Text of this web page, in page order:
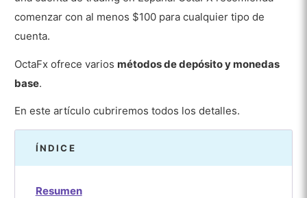
comenzar con al menos $100 para cualquier tipo de
cuenta.
OctaFx ofrece varios métodos de depósito y monedas
base.
En este artículo cubriremos todos los detalles.
ÍNDICE
Resumen